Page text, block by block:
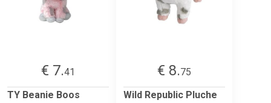
€ 7.41
TY Beanie Boos
€ 8.75
Wild Republic Pluche